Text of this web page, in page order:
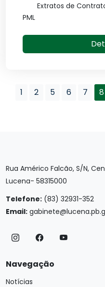
Extratos de
PML
1 2 5 6 7 8
Rua Américo Falcão, S/N,
Lucena- 58315000
Telefone: (83) 32931-352
Email:
Navegação
Notícias